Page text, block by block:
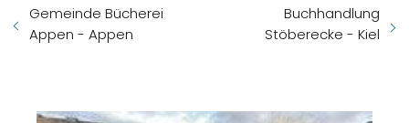
Gemeinde Bücherei
Appen - Appen
Buchhandlung
Stöberecke - Kiel